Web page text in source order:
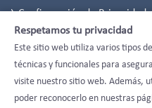
Configuración de Privacidad
Respetamos tu privacidad
Este sitio web utiliza varios tipos
técnicas y funcionales para
visite nuestro sitio web. Además,
poder reconocerlo en nuestras